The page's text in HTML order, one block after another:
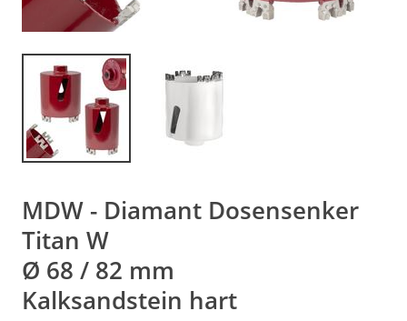
MDW - Diamant Dosensenker
Titan W
Ø 68 / 82 mm
Kalksandstein hart